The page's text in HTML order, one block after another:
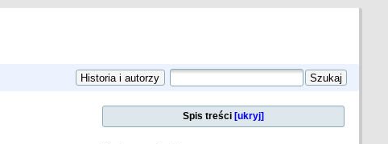
Spis treści [ukryj]